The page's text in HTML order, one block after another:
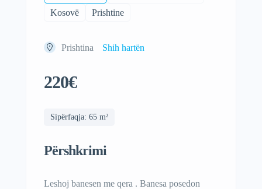
Kosovë
Prishtine
Prishtina Shih hartën
220€
Sipërfaqja: 65 m²
Përshkrimi
Leshoj banesen me qera . Banesa posedon